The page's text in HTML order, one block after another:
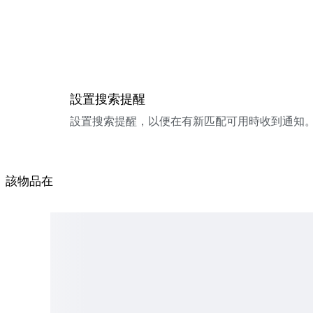
設置搜索提醒
設置搜索提醒，以便在有新匹配可用時收到通知
該物品在